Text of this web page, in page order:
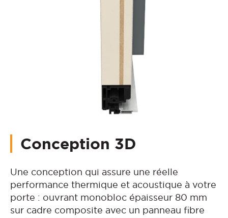
Conception 3D
Une conception qui assure une réelle
performance thermique et acoustique à votre
porte : ouvrant monobloc épaisseur 80 mm
sur cadre composite avec un panneau fibre